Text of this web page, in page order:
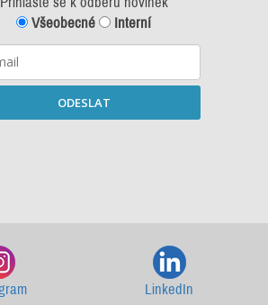
Všeobecné
Interní
ODESLAT
LinkedIn